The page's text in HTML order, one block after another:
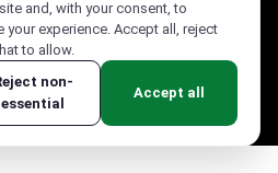
and, with your consent, to
experience. Accept all, reject
to allow.
non-
essential
Accept all